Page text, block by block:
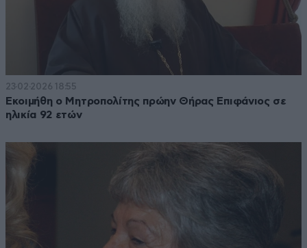
23·02·2026 18:55
Εκοιμήθη ο Μητροπολίτης πρώην Θήρας Επιφάνιος σε
ηλικία 92 ετών